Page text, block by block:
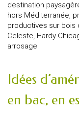
destination
hors Méditerranée,
productives sur bois
Celeste, Hardy
arrosage.
Idées
en bac, en